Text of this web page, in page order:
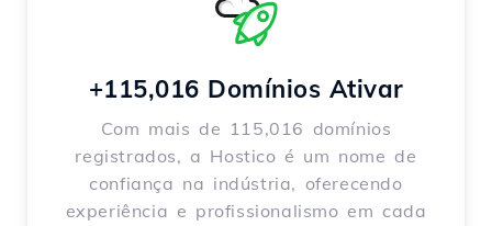
+115,016 Domínios Ativar
Com mais de 115,016 domínios
registrados, a Hostico é um nome de
confiança na indústria, oferecendo
experiência e profissionalismo em cada